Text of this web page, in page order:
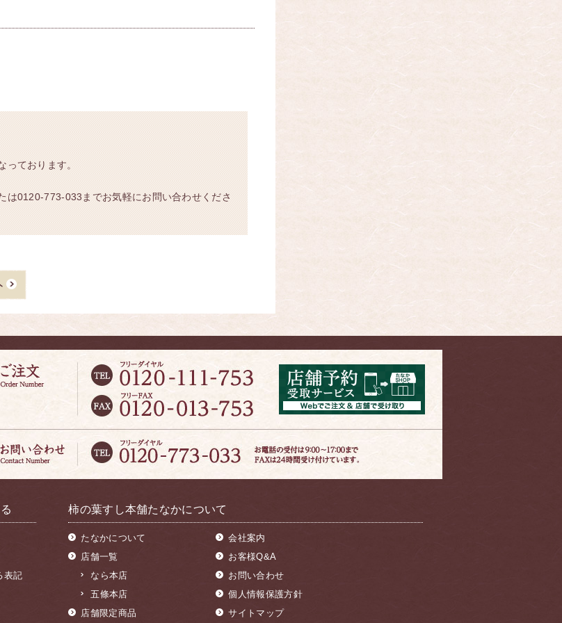
っております。
は0120-773-033までお気軽にお問い合わせくださ
表記
柿の葉すし本舗たなかについて
たなかについて
店舗一覧
なら本店
五條本店
店舗限定商品
会社案内
お客様Q&A
お問い合わせ
個人情報保護方針
サイトマップ